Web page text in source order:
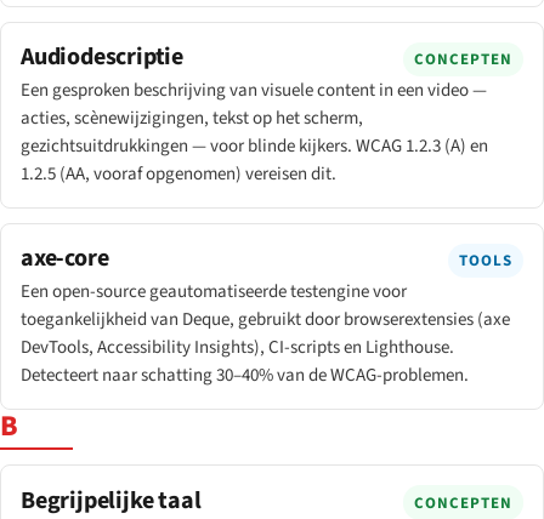
Audiodescriptie CONCEPTEN
Een gesproken beschrijving van visuele content in een video —
acties, scènewijzigingen, tekst op het scherm,
gezichtsuitdrukkingen — voor blinde kijkers. WCAG 1.2.3 (A) en
1.2.5 (AA, vooraf opgenomen) vereisen dit.
axe-core TOOLS
Een open-source geautomatiseerde testengine voor
toegankelijkheid van Deque, gebruikt door browserextensies (axe
DevTools, Accessibility Insights), CI-scripts en Lighthouse.
Detecteert naar schatting 30–40% van de WCAG-problemen.
B
Begrijpelijke taal CONCEPTEN